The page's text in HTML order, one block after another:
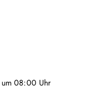
um08:00 Uhr